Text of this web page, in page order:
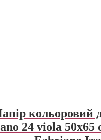
кольоровий
24 viola 50х65